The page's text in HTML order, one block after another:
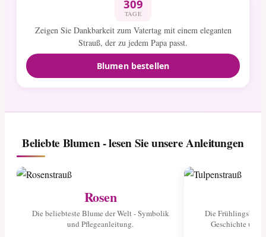
309
TAGE
Zeigen Sie Dankbarkeit zum Vatertag mit einem eleganten
Strauß, der zu jedem Papa passt.
Blumen bestellen
Beliebte Blumen - lesen Sie unsere Anleitungen
Rosen
Die beliebteste Blume der Welt - Symbolik
und Pflegeanleitung.
Die
Geschichte und